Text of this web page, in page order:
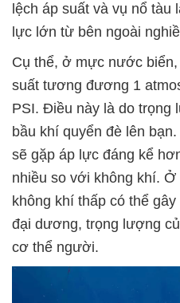
lệch áp suất và vụ nổ tàu
lực lớn từ bên ngoài
Cụ thể, ở mực nước
suất tương đương 1
PSI. Điều này là do trọng
bầu khí quyển đè lên
sẽ gặp áp lực đáng kể
nhiều so với không khí.
không khí thấp có thể
đại dương, trọng lượng
cơ thể người.